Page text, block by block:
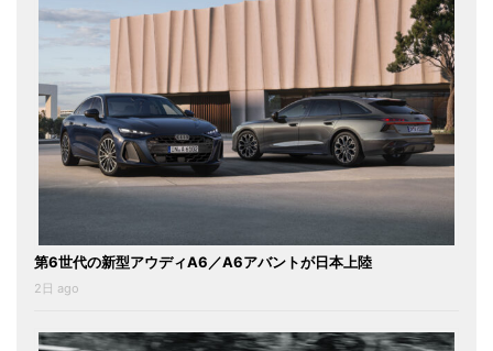
第6世代の新型アウディA6／A6アバントが日本上陸
2日 ago